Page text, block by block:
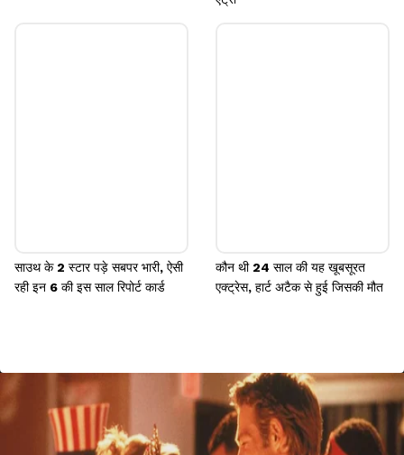
साउथ के 2 स्टार पड़े सबपर भारी, ऐसी
रही इन 6 की इस साल रिपोर्ट कार्ड
कौन थी 24 साल की यह खूबसूरत
एक्ट्रेस, हार्ट अटैक से हुई जिसकी मौत